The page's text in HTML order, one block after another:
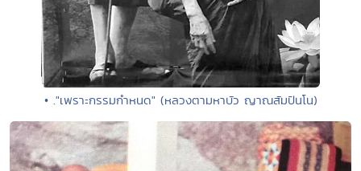
• ."เพราะกรรมกำหนด" (หลวงตามหาบัว ญาณสัมปันโน)